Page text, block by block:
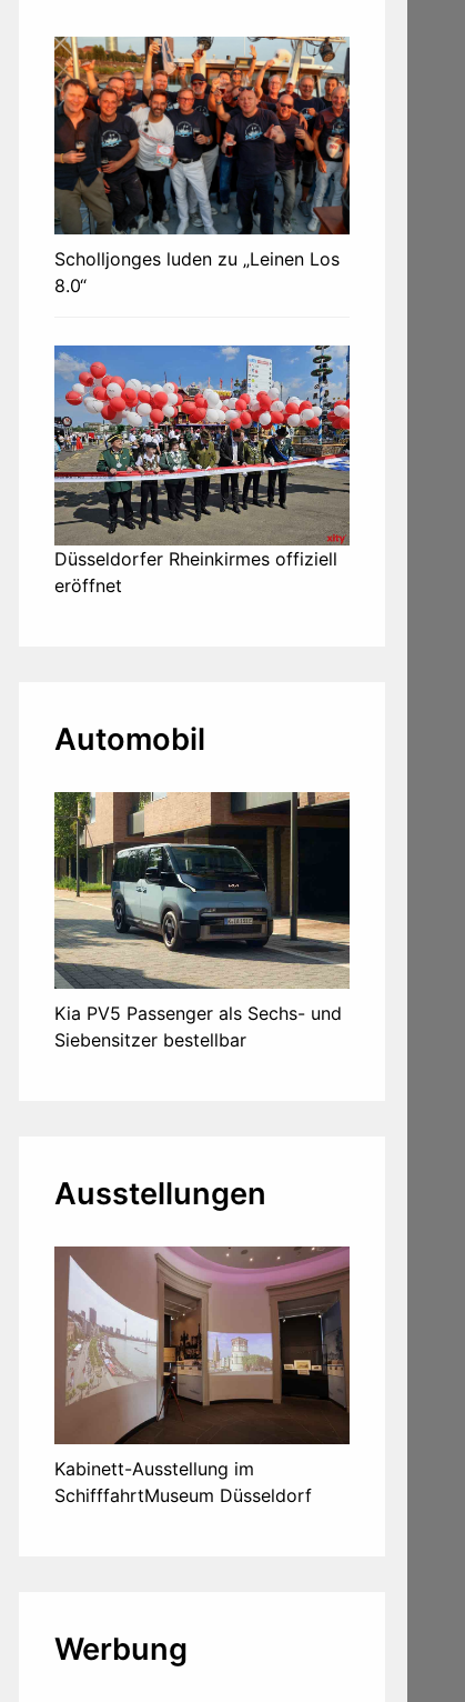
Scholljonges luden zu „Leinen Los
8.0“
Düsseldorfer Rheinkirmes offiziell
eröffnet
Automobil
Kia PV5 Passenger als Sechs- und
Siebensitzer bestellbar
Ausstellungen
Kabinett-Ausstellung im
SchifffahrtMuseum Düsseldorf
Werbung